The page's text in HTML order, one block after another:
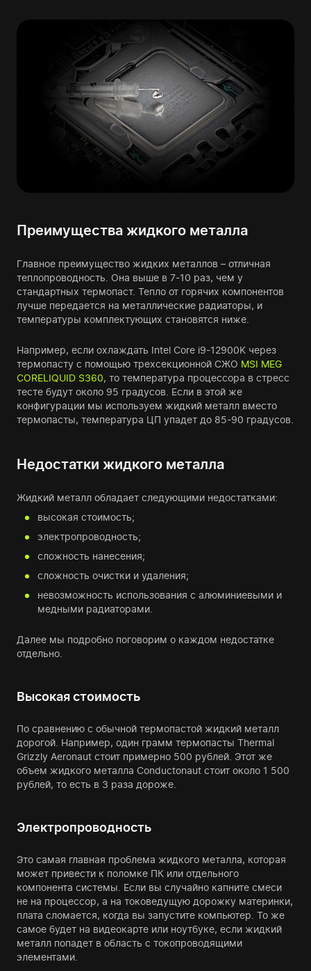
Преимущества жидкого металла
Главное преимущество жидких металлов – отличная
теплопроводность. Она выше в 7-10 раз, чем у
стандартных термопаст. Тепло от горячих компонентов
лучше передается на металлические радиаторы, и
температуры комплектующих становятся ниже.
Например, если охлаждать Intel Core i9-12900K через
термопасту с помощью трехсекционной СЖО MSI MEG
CORELIQUID S360, то температура процессора в стресс
тесте будут около 95 градусов. Если в этой же
конфигурации мы используем жидкий металл вместо
термопасты, температура ЦП упадет до 85-90 градусов.
Недостатки жидкого металла
Жидкий металл обладает следующими недостатками:
высокая стоимость;
электропроводность;
сложность нанесения;
сложность очистки и удаления;
невозможность использования с алюминиевыми и
медными радиаторами.
Далее мы подробно поговорим о каждом недостатке
отдельно.
Высокая стоимость
По сравнению с обычной термопастой жидкий металл
дорогой. Например, один грамм термопасты Thermal
Grizzly Aeronaut стоит примерно 500 рублей. Этот же
объем жидкого металла Conductonaut стоит около 1 500
рублей, то есть в 3 раза дороже.
Электропроводность
Это самая главная проблема жидкого металла, которая
может привести к поломке ПК или отдельного
компонента системы. Если вы случайно капните смеси
не на процессор, а на токоведущую дорожку материнки,
плата сломается, когда вы запустите компьютер. То же
самое будет на видеокарте или ноутбуке, если жидкий
металл попадет в область с токопроводящими
элементами.